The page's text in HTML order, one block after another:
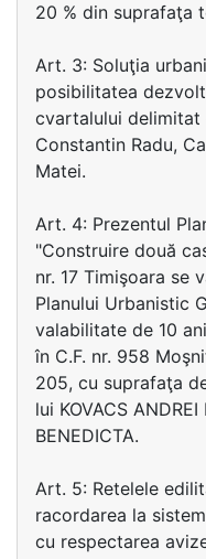
20 % din suprafaţa
Art. 3: Soluţia
posibilitatea
cvartalului delimitat
Constantin Radu,
Matei.
Art. 4: Prezentul
"Construire două
nr. 17 Timişoara se
Planului Urbanistic
valabilitate de 10
în C.F. nr. 958
205, cu suprafaţa
lui KOVACS
BENEDICTA.
Art. 5: Retelele
racordarea la
cu respectarea